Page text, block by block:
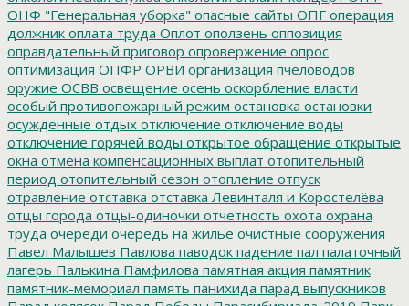
ОНФ "Генеральная уборка" опасные сайты ОПГ операция
должник оплата труда Оплот оползень оппозиция
оправдательный приговор опровержение опрос
оптимизация ОПФР ОРВИ организация пчеловодов
оружие ОСВВ освещение осень оскорбление власти
особый противопожарный режим остановка остановки
осужденные отдых отключение отключение воды
отключение горячей воды открытое обращение открытые
окна отмена компенсационных выплат отопительный
период отопительный сезон отопление отпуск
отравление отставка отставка Левинталя и Коростелёва
отцы города отцы-одиночки отчетность охота охрана
труда очереди очередь на жилье очистные сооружения
Павел Малышев Павлова паводок падение пал палаточный
лагерь Палькина Памфилова памятная акция памятник
памятник-мемориал память панихида парад выпускников